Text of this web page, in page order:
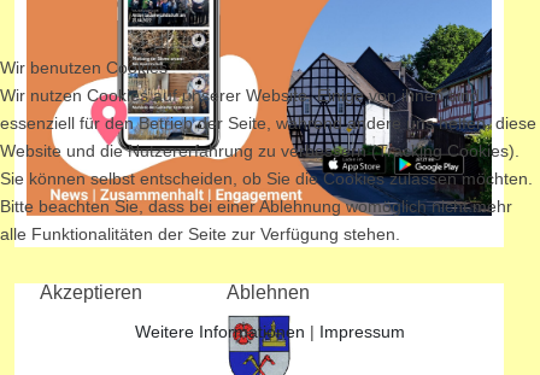
Wir benutzen Cookies
Wir nutzen Cookies auf unserer Website. Einige von ihnen sind
essenziell für den Betrieb der Seite, während andere uns helfen, diese
Website und die Nutzererfahrung zu verbessern (Tracking Cookies).
Sie können selbst entscheiden, ob Sie die Cookies zulassen möchten.
Bitte beachten Sie, dass bei einer Ablehnung womöglich nicht mehr
alle Funktionalitäten der Seite zur Verfügung stehen.
Akzeptieren Ablehnen
Weitere Informationen | Impressum